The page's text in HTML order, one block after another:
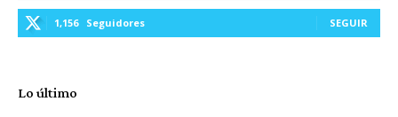
1,156 Seguidores SEGUIR
Lo último